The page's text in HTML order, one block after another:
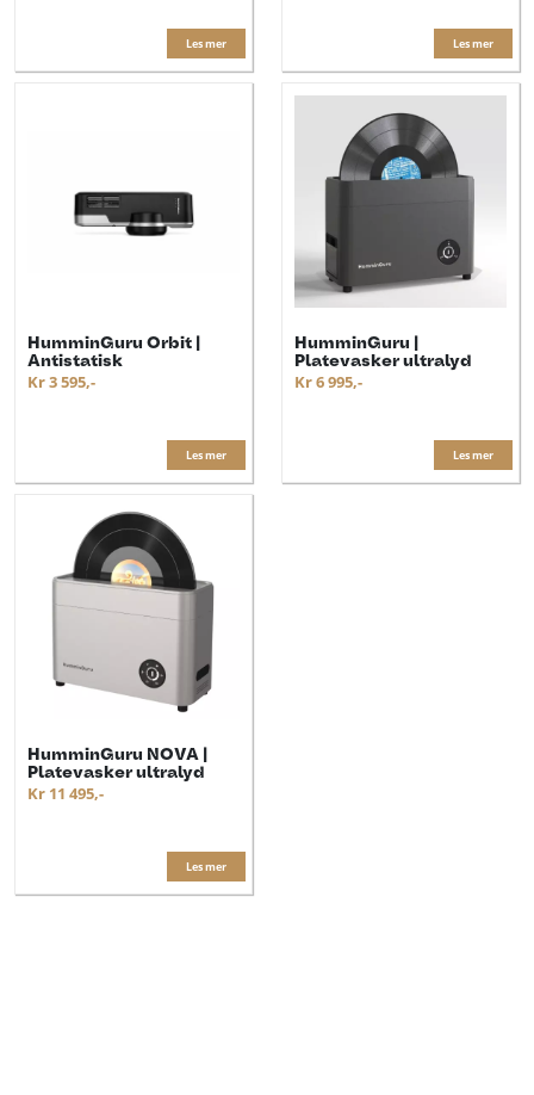
Les mer Les mer
HumminGuru Orbit |
Antistatisk
Kr 3 595,-
Les mer
HumminGuru |
Platevasker ultralyd
Kr 6 995,-
Les mer
HumminGuru NOVA |
Platevasker ultralyd
Kr 11 495,-
Les mer